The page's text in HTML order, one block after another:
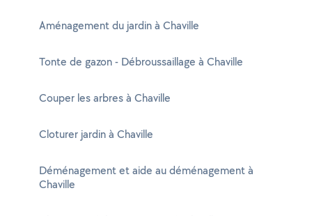
Aménagement du jardin à Chaville
Tonte de gazon - Débroussaillage à Chaville
Couper les arbres à Chaville
Cloturer jardin à Chaville
Déménagement et aide au déménagement à
Chaville